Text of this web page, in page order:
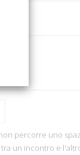
percorre uno
un incontro e